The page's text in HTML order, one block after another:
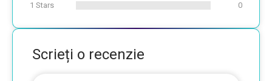
1 Stars
0
Scrieți o recenzie